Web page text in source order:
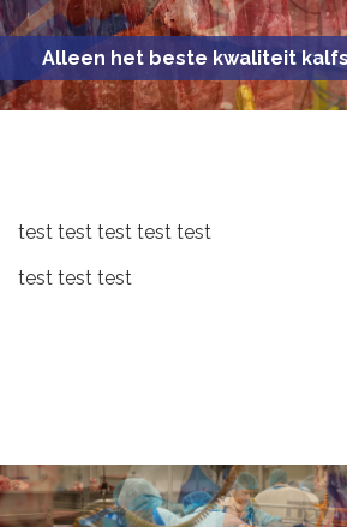
Alleen het beste kwaliteit
test test test test test
test test test